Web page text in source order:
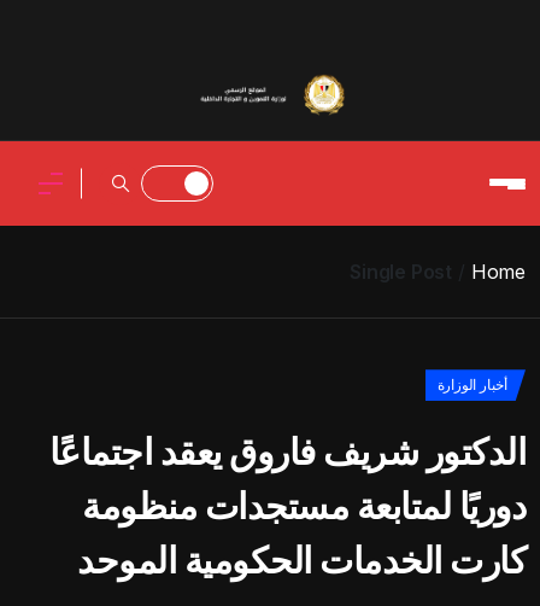
Home
Single Post
أخبار الوزارة
الدكتور شريف فاروق يعقد اجتماعًا
دوريًا لمتابعة مستجدات منظومة
كارت الخدمات الحكومية الموحد